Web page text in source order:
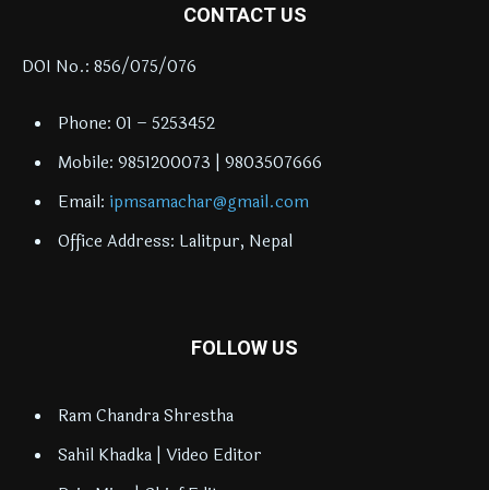
CONTACT US
DOI No.: 856/075/076
Phone: 01 – 5253452
Mobile: 9851200073 | 9803507666
Email: ipmsamachar@gmail.com
Office Address: Lalitpur, Nepal
FOLLOW US
Ram Chandra Shrestha
Sahil Khadka | Video Editor